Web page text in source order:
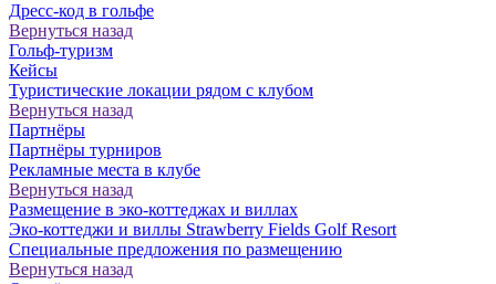
Дресс-код в гольфе
Вернуться назад
Гольф-туризм
Кейсы
Туристические локации рядом с клубом
Вернуться назад
Партнёры
Партнёры турниров
Рекламные места в клубе
Вернуться назад
Размещение в эко-коттеджах и виллах
Эко-коттеджи и виллы Strawberry Fields Golf Resort
Специальные предложения по размещению
Вернуться назад